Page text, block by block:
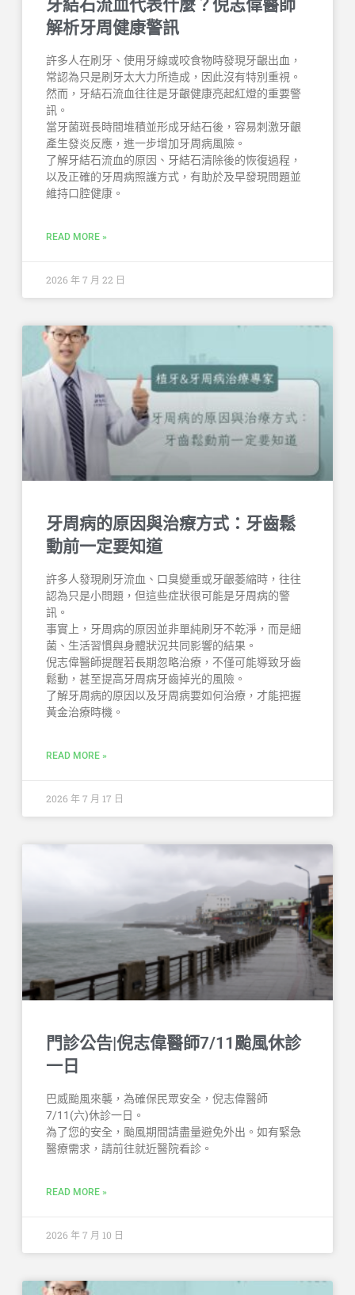
牙結石流血代表什麼？倪志偉醫師
解析牙周健康警訊
許多人在刷牙、使用牙線或咬食物時發現牙齦出血，
常認為只是刷牙太大力所造成，因此沒有特別重視。
然而，牙結石流血往往是牙齦健康亮起紅燈的重要警
訊。
當牙菌斑長時間堆積並形成牙結石後，容易刺激牙齦
產生發炎反應，進一步增加牙周病風險。
了解牙結石流血的原因、牙結石清除後的恢復過程，
以及正確的牙周病照護方式，有助於及早發現問題並
維持口腔健康。
READ MORE »
2026 年 7 月 22 日
牙周病的原因與治療方式：牙齒鬆
動前一定要知道
許多人發現刷牙流血、口臭變重或牙齦萎縮時，往往
認為只是小問題，但這些症狀很可能是牙周病的警
訊。
事實上，牙周病的原因並非單純刷牙不乾淨，而是細
菌、生活習慣與身體狀況共同影響的結果。
倪志偉醫師提醒若長期忽略治療，不僅可能導致牙齒
鬆動，甚至提高牙周病牙齒掉光的風險。
了解牙周病的原因以及牙周病要如何治療，才能把握
黃金治療時機。
READ MORE »
2026 年 7 月 17 日
門診公告|倪志偉醫師7/11颱風休診
一日
巴威颱風來襲，為確保民眾安全，倪志偉醫師
7/11(六)休診一日。
為了您的安全，颱風期間請盡量避免外出。如有緊急
醫療需求，請前往就近醫院看診。
READ MORE »
2026 年 7 月 10 日